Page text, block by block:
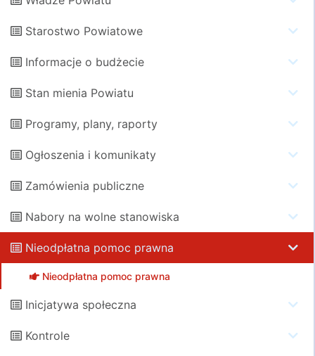
Starostwo Powiatowe
Informacje o budżecie
Stan mienia Powiatu
Programy, plany, raporty
Ogłoszenia i komunikaty
Zamówienia publiczne
Nabory na wolne stanowiska
Nieodpłatna pomoc prawna
Nieodpłatna pomoc prawna
Inicjatywa społeczna
Kontrole